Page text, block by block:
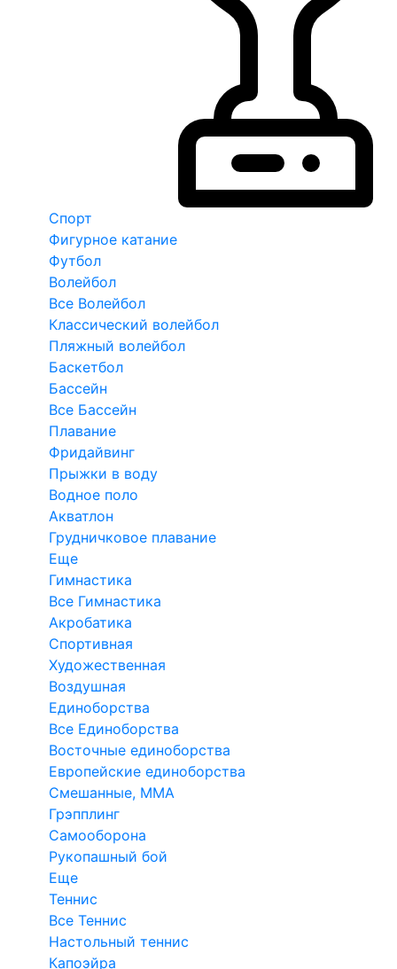
Спорт
Фигурное катание
Футбол
Волейбол
Все Волейбол
Классический волейбол
Пляжный волейбол
Баскетбол
Бассейн
Все Бассейн
Плавание
Фридайвинг
Прыжки в воду
Водное поло
Акватлон
Грудничковое плавание
Еще
Гимнастика
Все Гимнастика
Акробатика
Спортивная
Художественная
Воздушная
Единоборства
Все Единоборства
Восточные единоборства
Европейские единоборства
Смешанные, ММА
Грэпплинг
Самооборона
Рукопашный бой
Еще
Теннис
Все Теннис
Настольный теннис
Капоэйра